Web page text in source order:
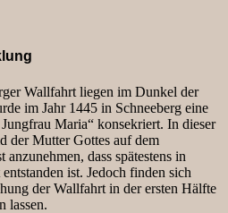
Wallfahrt liegen im Dunkel der
im Jahr 1445 in Schneeberg eine
Maria“ konsekriert. In dieser
der Mutter Gottes auf dem
dass spätestens in
ist. Jedoch finden sich
der Wallfahrt in der ersten Hälfte
lassen.